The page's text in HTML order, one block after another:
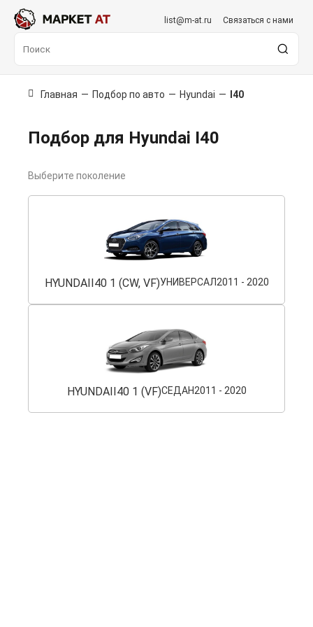
list@m-at.ru Связаться с нами
Главная — Подбор по авто — Hyundai — I40
Подбор для Hyundai I40
Выберите поколение
HYUNDAII40 1 (CW, VF)УНИВЕРСАЛ2011 - 2020
HYUNDAII40 1 (VF)СЕДАН2011 - 2020